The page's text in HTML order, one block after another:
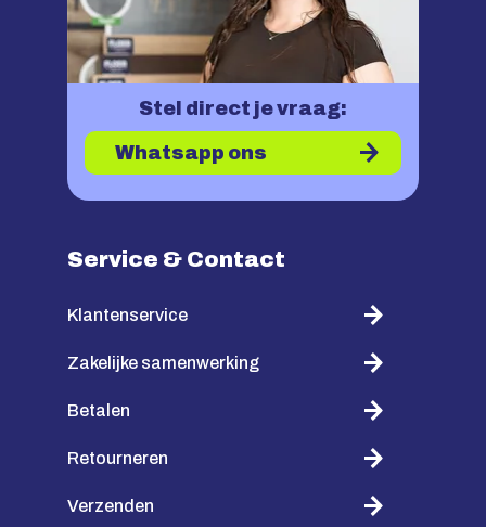
Stel direct je vraag:
Whatsapp ons
Service & Contact
Klantenservice
Zakelijke samenwerking
Betalen
Retourneren
Verzenden